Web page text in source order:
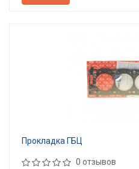
Прокладка ГБЦ
0 отзывов